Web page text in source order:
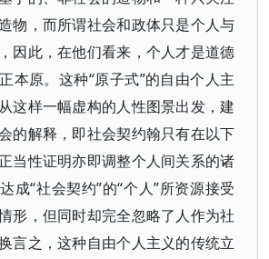
物，而所谓社会和政体只是个人与
因此，在他们看来，个人才是道德
本原。这种“原子式”的自由个人主
这样一幅虚构的人性图景出发，建
的解释，即社会契约翰只有在以下
当性证明亦即调整个人间关系的诸
成“社会契约”的“个人”所资源接受
形，但同时却完全忽略了人作为社
言之，这种自由个人主义的传统立